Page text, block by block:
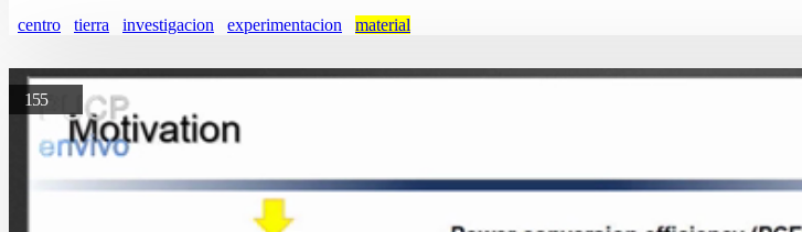
centro tierra investigacion experimentacion material
155